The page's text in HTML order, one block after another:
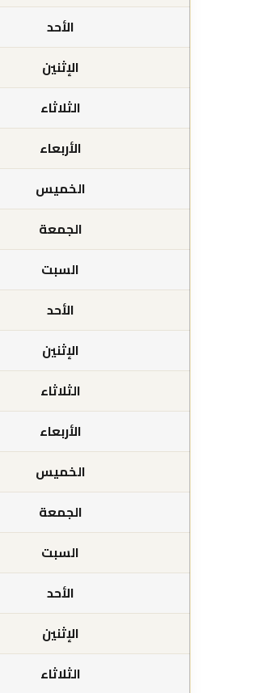
الأحد
الإثنين
الثلاثاء
الأربعاء
الخميس
الجمعة
السبت
الأحد
الإثنين
الثلاثاء
الأربعاء
الخميس
الجمعة
السبت
الأحد
الإثنين
الثلاثاء